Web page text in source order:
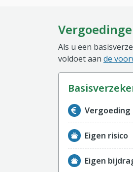
Als u een
voldoet aan de
Informatie over
Vergoeding
Eigen risico
Eigen